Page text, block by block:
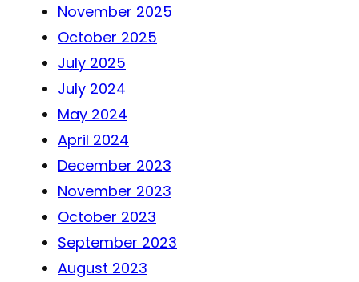
November 2025
October 2025
July 2025
July 2024
May 2024
April 2024
December 2023
November 2023
October 2023
September 2023
August 2023